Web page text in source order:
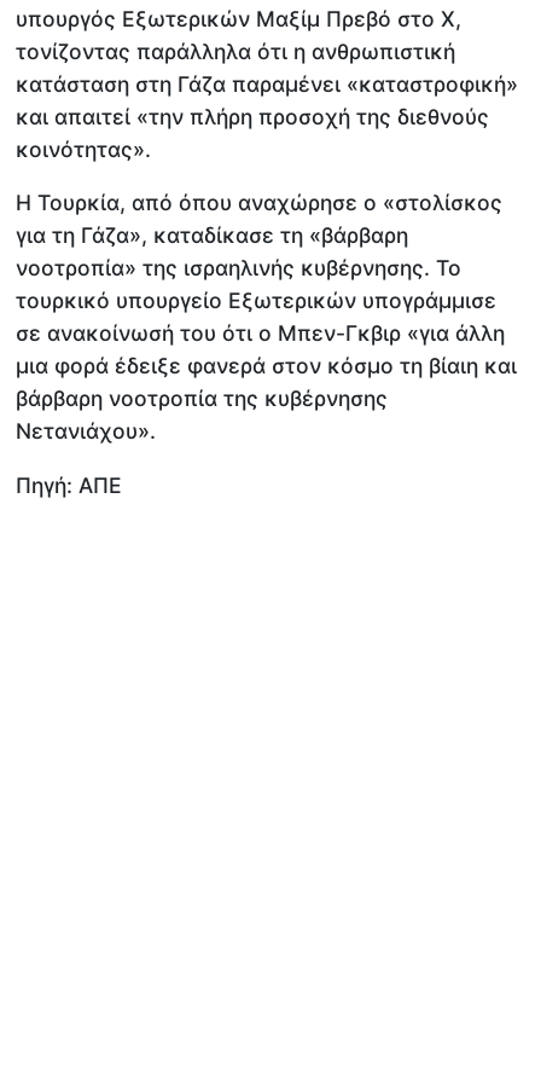
υπουργός Εξωτερικών Μαξίμ Πρεβό στο X,
τονίζοντας παράλληλα ότι η ανθρωπιστική
κατάσταση στη Γάζα παραμένει «καταστροφική»
και απαιτεί «την πλήρη προσοχή της διεθνούς
κοινότητας».
Η Τουρκία, από όπου αναχώρησε ο «στολίσκος
για τη Γάζα», καταδίκασε τη «βάρβαρη
νοοτροπία» της ισραηλινής κυβέρνησης. Το
τουρκικό υπουργείο Εξωτερικών υπογράμμισε
σε ανακοίνωσή του ότι ο Μπεν-Γκβιρ «για άλλη
μια φορά έδειξε φανερά στον κόσμο τη βίαιη και
βάρβαρη νοοτροπία της κυβέρνησης
Νετανιάχου».
Πηγή: AΠΕ